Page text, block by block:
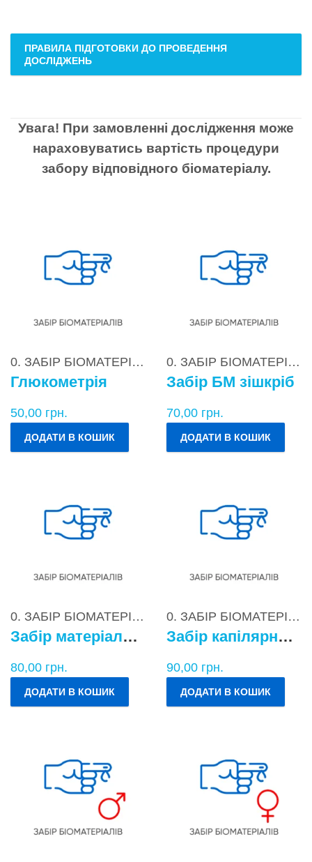
ПРАВИЛА ПІДГОТОВКИ ДО ПРОВЕДЕННЯ
ДОСЛІДЖЕНЬ
Увага! При замовленні дослідження може
нараховуватись вартість процедури
забору відповідного біоматеріалу.
0. ЗАБІР БІОМАТЕРІАЛІВ
Глюкометрія
50,00 грн.
ДОДАТИ В КОШИК
0. ЗАБІР БІОМАТЕРІАЛІВ
Забір БМ зішкріб
70,00 грн.
ДОДАТИ В КОШИК
0. ЗАБІР БІОМАТЕРІАЛІВ
Забір матеріалу для бактеріологічних досліджень
80,00 грн.
ДОДАТИ В КОШИК
0. ЗАБІР БІОМАТЕРІАЛІВ
Забір капілярної крові
90,00 грн.
ДОДАТИ В КОШИК